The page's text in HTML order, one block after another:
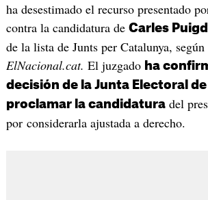
ha desestimado el recurso presentado
contra la candidatura de Carles
de la lista de Junts per Catalunya,
ElNacional.cat. El juzgado ha
decisión de la Junta Electoral
proclamar la candidaturadel
por considerarla ajustada a derecho.